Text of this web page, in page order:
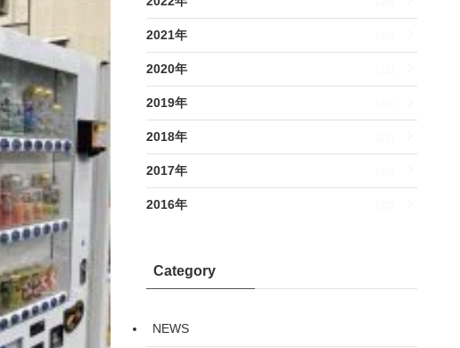
2021年
2020年
2019年
2018年
2017年
2016年
Category
NEWS